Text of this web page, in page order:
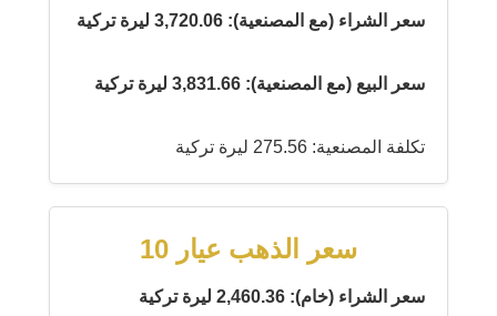
سعر الشراء (مع المصنعية): 3,720.06 ليرة تركية
سعر البيع (مع المصنعية): 3,831.66 ليرة تركية
تكلفة المصنعية: 275.56 ليرة تركية
سعر الذهب عيار 10
سعر الشراء (خام): 2,460.36 ليرة تركية